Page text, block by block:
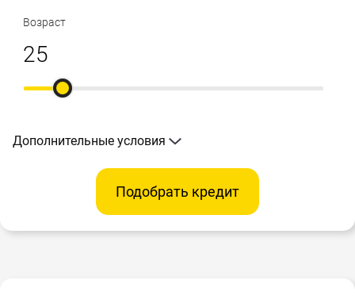
Возраст
Дополнительные условия
Подобрать кредит